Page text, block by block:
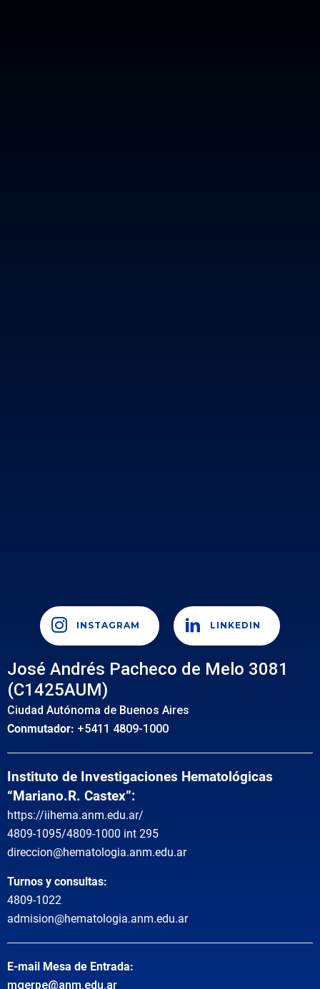
INSTAGRAM LINKEDIN
José Andrés Pacheco de Melo 3081
(C1425AUM)
Ciudad Autónoma de Buenos Aires
Conmutador: +5411 4809-1000
Instituto de Investigaciones Hematológicas
“Mariano.R. Castex”:
https://iihema.anm.edu.ar/
4809-1095/4809-1000 int 295
direccion@hematologia.anm.edu.ar
Turnos y consultas:
4809-1022
admision@hematologia.anm.edu.ar
E-mail Mesa de Entrada:
mgerpe@anm.edu.ar